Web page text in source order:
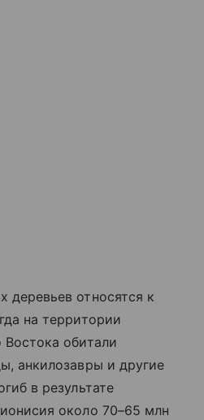
деревьев относятся к
на территории
Востока обитали
анкилозавры и другие
в результате
около 70–65 млн